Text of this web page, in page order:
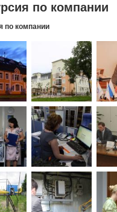
по компании
по компании